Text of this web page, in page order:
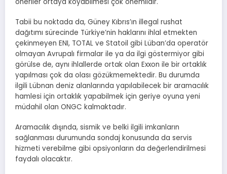
Tabii bu noktada da, Güney Kıbrıs’ın illegal rushat
dağıtımı sürecinde Türkiye’nin haklarını ihlal etmekten
çekinmeyen ENI, TOTAL ve Statoil gibi Lüban’da operatör
olmayan Avrupalı firmalar ile ya da ilgi göstermiyor gibi
görülse de, aynı ihlallerde ortak olan Exxon ile bir ortaklık
yapılması çok da olası gözükmemektedir. Bu durumda
ilgili Lübnan deniz alanlarında yapılabilecek bir aramacılık
hamlesi için ortaklık yapabilmek için geriye oyuna yeni
müdahil olan ONGC kalmaktadır.
Aramacılık dışında, sismik ve belki ilgili imkanların
sağlanması durumunda sondaj konusunda da servis
hizmeti verebilme gibi opsiyonların da değerlendirilmesi
faydalı olacaktır.